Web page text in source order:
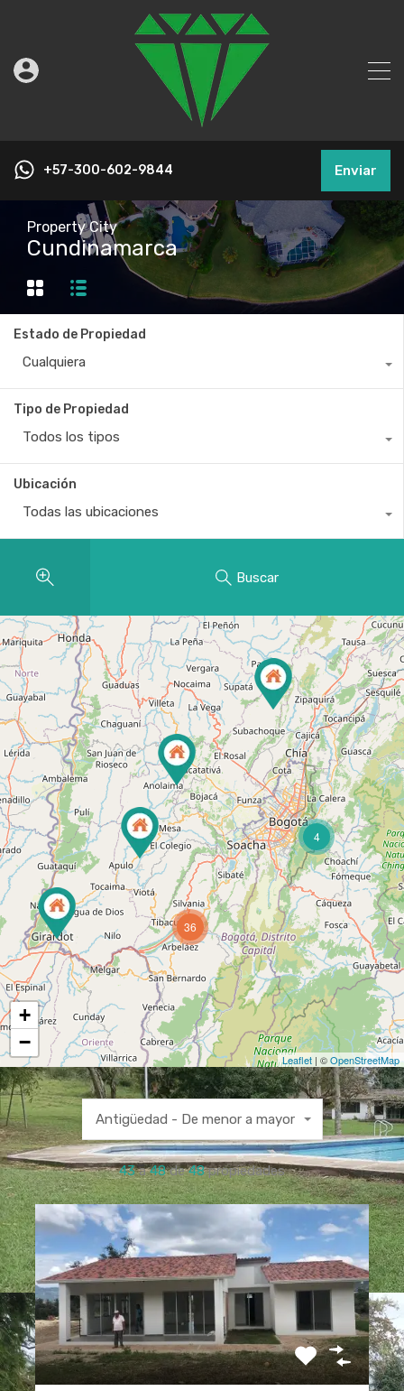
+57-300-602-9844 Enviar
Property City
Cundinamarca
Estado de Propiedad
Cualquiera
Tipo de Propiedad
Todos los tipos
Ubicación
Todas las ubicaciones
Buscar
4
36
+
−
Leaflet | ©OpenStreetMap
43 a48 de48 propiedades
Antigüedad - De menor a mayor